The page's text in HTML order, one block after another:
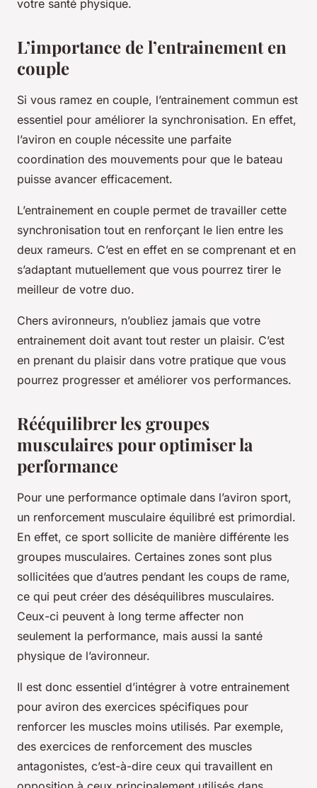
votre santé physique.
L’importance de l’entrainement en
couple
Si vous ramez en couple, l’entrainement commun est
essentiel pour améliorer la synchronisation. En effet,
l’aviron en couple nécessite une parfaite
coordination des mouvements pour que le bateau
puisse avancer efficacement.
L’entrainement en couple permet de travailler cette
synchronisation tout en renforçant le lien entre les
deux rameurs. C’est en effet en se comprenant et en
s’adaptant mutuellement que vous pourrez tirer le
meilleur de votre duo.
Chers avironneurs, n’oubliez jamais que votre
entrainement doit avant tout rester un plaisir. C’est
en prenant du plaisir dans votre pratique que vous
pourrez progresser et améliorer vos performances.
Rééquilibrer les groupes
musculaires pour optimiser la
performance
Pour une performance optimale dans l’aviron sport,
un renforcement musculaire équilibré est primordial.
En effet, ce sport sollicite de manière différente les
groupes musculaires. Certaines zones sont plus
sollicitées que d’autres pendant les coups de rame,
ce qui peut créer des déséquilibres musculaires.
Ceux-ci peuvent à long terme affecter non
seulement la performance, mais aussi la santé
physique de l’avironneur.
Il est donc essentiel d’intégrer à votre entrainement
pour aviron des exercices spécifiques pour
renforcer les muscles moins utilisés. Par exemple,
des exercices de renforcement des muscles
antagonistes, c’est-à-dire ceux qui travaillent en